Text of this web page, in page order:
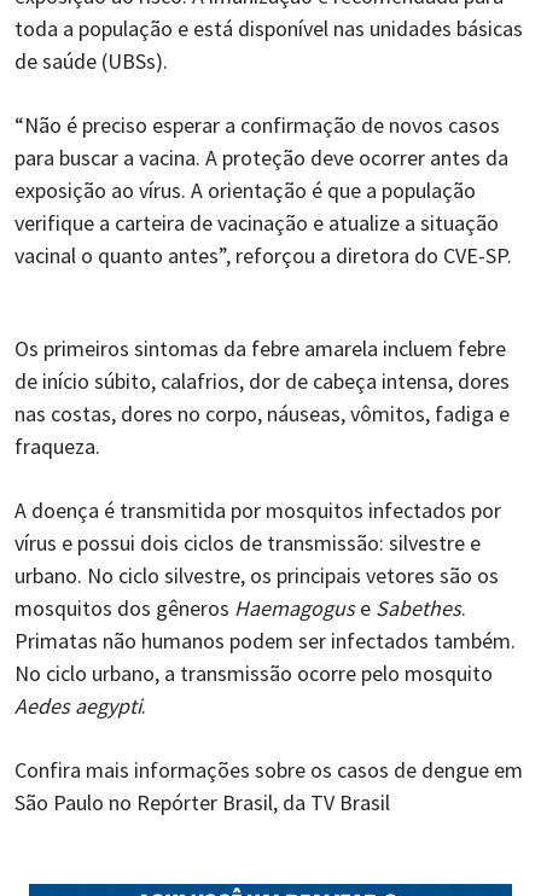
toda a população e está disponível nas unidades básicas
de saúde (UBSs).
“Não é preciso esperar a confirmação de novos casos
para buscar a vacina. A proteção deve ocorrer antes da
exposição ao vírus. A orientação é que a população
verifique a carteira de vacinação e atualize a situação
vacinal o quanto antes”, reforçou a diretora do CVE-SP.
Os primeiros sintomas da febre amarela incluem febre
de início súbito, calafrios, dor de cabeça intensa, dores
nas costas, dores no corpo, náuseas, vômitos, fadiga e
fraqueza.
A doença é transmitida por mosquitos infectados por
vírus e possui dois ciclos de transmissão: silvestre e
urbano. No ciclo silvestre, os principais vetores são os
mosquitos dos gêneros Haemagoguse Sabethes.
Primatas não humanos podem ser infectados também.
No ciclo urbano, a transmissão ocorre pelo mosquito
Aedes aegypti.
Confira mais informações sobre os casos de dengue em
São Paulo no Repórter Brasil, da TV Brasil